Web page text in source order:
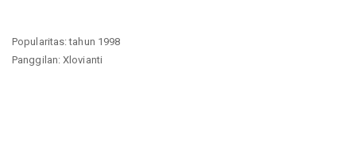
Popularitas: tahun 1998
Panggilan: Xlovianti